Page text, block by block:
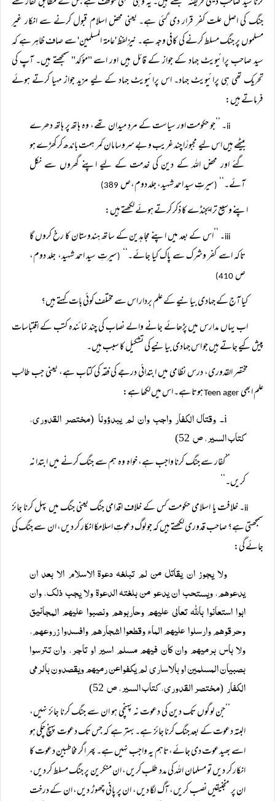
جنگ کی اصل علت کفر قرار دی گئی ہے۔ یعنی محض اسلام قبول کرنے سے انکار غیر
مسلموں پر جنگ مسلط کرنے کی کافی وجہ ہے۔ نیز لفظ 'عامۃ المسلمین' سے صاف ظاہر ہے کہ
سید صاحب پرائیویٹ جہاد کے جواز کے قائل ہیں اور اسے "مؤکد" سمجھتے ہیں۔ آپ کی
تحریک تھی ہی پرائیویٹ جہاد۔ اس پرائیویٹ جہاد کے لیے مزید جواز مہیا کرتے ہوئے
فرماتے ہیں:
ii۔ ’’جو حکومت اور سیاست کے مردِ میدان تھے، وہ ہاتھ پر ہاتھ دھرے
بیٹھے ہیں اس لیے مجبورًا چند غریب و بے سروسامان کمر ہمت باندھ کر کھڑے ہو
گئے اور محض اللہ کے دین کی خدمت کے لیے اپنے گھروں سے نکل
آئے۔‘‘
(سیرتِ سید احمد شہید، جلد دوم،ص
اپنے وسیع تر ایجنڈے کا ذکر کرتے ہوئے لکھتے ہیں:
iii۔ ’’اس کے بعد میں اپنے مجاہدین کے ساتھ ہندوستان کا رخ کروں گا
تاکہ اسے کفر وشرک سے پاک کیا جائے۔‘‘
(سیرتِ سید احمد شہید، جلد دوم،
ص
کیا آج کے جہادی بیانیے کے علم بردار اس سے مختلف کوئی بات کہتے ہیں؟
اب یہاں مدارس میں پڑھائے جانے والے نصاب کی چند نمائندہ کتب کے اقتباسات
پیش کیے جاتے ہیں جو اس جہادی بیانیے کی تشکیل کا سبب ہیں۔
مختصر القدوری، درس نظامی میں ابتدائی درجے کی فقہ کی کتاب ہے، یعنی جب طالب
علم ابھی Teen ager ہوتا ہے۔ اس میں لکھا ہے:
i۔ وقتال الکفار واجب وان لم یبدؤونا(مختصر القدوری،
کتاب السیر، ص52)
’’کفار سے جنگ کرنا واجب ہے، خواہ وہ ہم سے جنگ کرنے میں ابتدا نہ
کریں۔‘‘
ii۔ خلافت یا اسلامی حکومت کس کے خلاف اقدامی جنگ یعنی جنگ میں پہل کرنا جائز
سمجھتی ہے؟ صاحب قدوری لکھتے ہیں کہ جو لوگ دعوتِ اسلامکا انکار کر دیں، ان سے جنگ کی
جائے گی:
ولا یجوز ان یقاتل من لم تبلغہ دعوۃ الاسلام الا بعد ان
یدعوھم، ویستحب ان یدعو من بلغتہ الدعوۃ ولا یجب ذلک، وان
ابوا استعانوا باللہ تعالی علیھم وحاربوھم ونصبوا علیھم المجانیق
وحرقوھم وارسلوا علیھم الماء وقطعوا اشجارھم وافسدوا زروعھم،
ولا باس برمیھم وان کان فیھم مسلم اسیر او تاجر، وان تترسوا
بصبیان المسلمین او بالاساری لم یکفواعن رمیھم ویقصدون بالرمی
الکفار (مختصر القدوری، کتاب السیر، ص52)
’’جن لوگوں تک دین کی دعوت نہ پہنچی ہو ان سے جنگ کرنا جائز نہیں،
البتہ دعوت کے بعد جنگ کرنا جائز ہے۔ بہتر ہے کہ جس تک دعوت پہنچ چکی ہو
اسے بھیدعوت دی جائے،تاہم یہ واجب نہیں ہے۔ پھر اگر مخاطبین دعوت کا
انکار کر دیں تو مسلمان اللہ کی مدد طلب کریں، ان منکرین پر جنگ مسلط کر دیں،
ان پر منجنیقیں نصب کریں، آگ لگا دیں، ان پر پانی چھوڑ دیں، ان کے درخت